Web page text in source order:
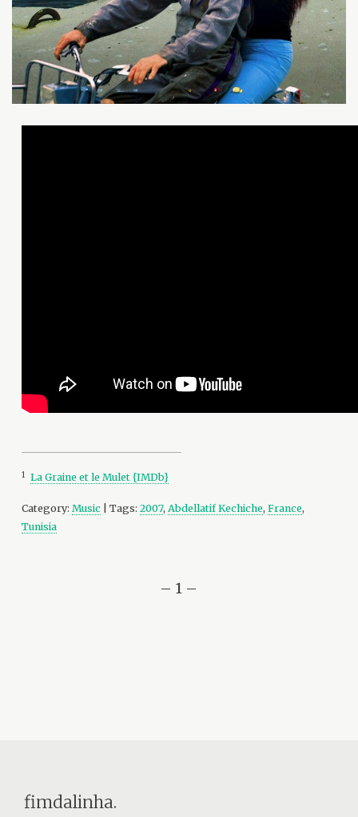
1 La Graine et le Mulet {IMDb}
Category:Music | Tags:2007, Abdellatif Kechiche,France,
Tunisia
– 1 –
fimdalinha.